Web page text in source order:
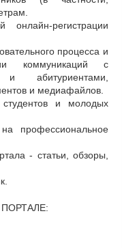
регистрации
процесса и
коммуникаций с
абитуриентами,
и медиафайлов.
и молодых
профессиональное
- статьи, обзоры,